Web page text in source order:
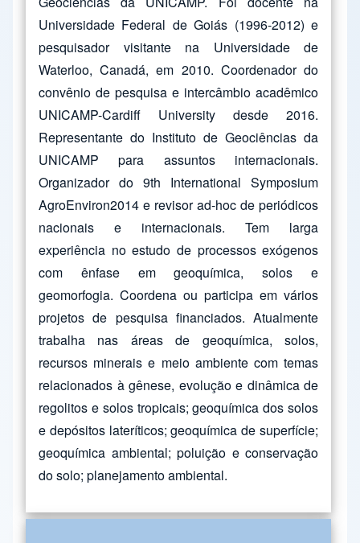
Universidade Federal de Goiás (1996-2012) e
pesquisador visitante na Universidade de
Waterloo, Canadá, em 2010. Coordenador do
convênio de pesquisa e intercâmbio acadêmico
UNICAMP-Cardiff University desde 2016.
Representante do Instituto de Geociências da
UNICAMP para assuntos internacionais.
Organizador do 9th International Symposium
AgroEnviron2014 e revisor ad-hoc de periódicos
nacionais e internacionais. Tem larga
experiência no estudo de processos exógenos
com ênfase em geoquímica, solos e
geomorfogia. Coordena ou participa em vários
projetos de pesquisa financiados. Atualmente
trabalha nas áreas de geoquímica, solos,
recursos minerais e meio ambiente com temas
relacionados à gênese, evolução e dinâmica de
regolitos e solos tropicais; geoquímica dos solos
e depósitos lateríticos; geoquímica de superfície;
geoquímica ambiental; poluição e conservação
do solo; planejamento ambiental.